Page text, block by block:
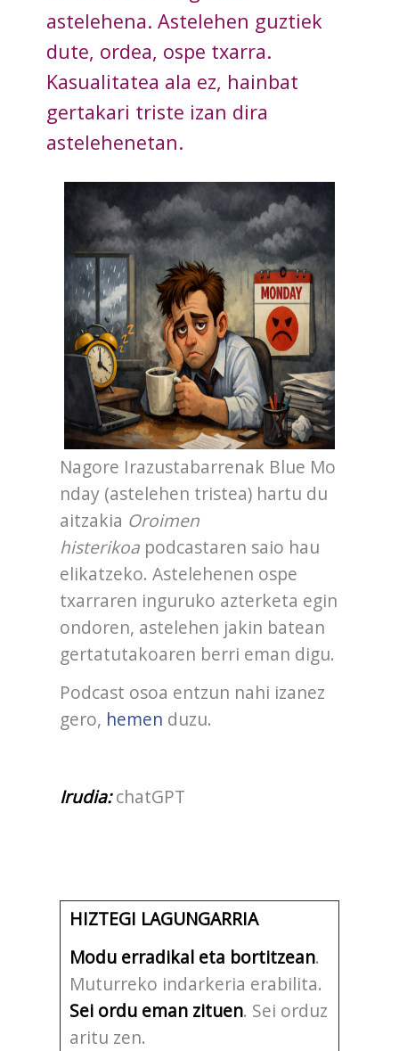
astelehena. Astelehen guztiek
dute, ordea, ospe txarra.
Kasualitatea ala ez, hainbat
gertakari triste izan dira
astelehenetan.
Nagore Irazustabarrenak Blue Mo
nday (astelehen tristea) hartu du
aitzakia Oroimen
histerikoa podcastaren saio hau
elikatzeko. Astelehenen ospe
txarraren inguruko azterketa egin
ondoren, astelehen jakin batean
gertatutakoaren berri eman digu.
Podcast osoa entzun nahi izanez
gero, hemen duzu.
Irudia: chatGPT
HIZTEGI LAGUNGARRIA
Modu erradikal eta bortitzean.
Muturreko indarkeria erabilita.
Sei ordu eman zituen. Sei orduz
aritu zen.